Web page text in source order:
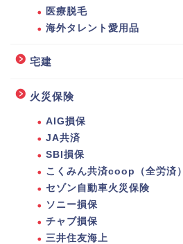
医療脱毛
海外タレント愛用品
宅建
火災保険
AIG損保
JA共済
SBI損保
こくみん共済coop（全労済）
セゾン自動車火災保険
ソニー損保
チャブ損保
三井住友海上